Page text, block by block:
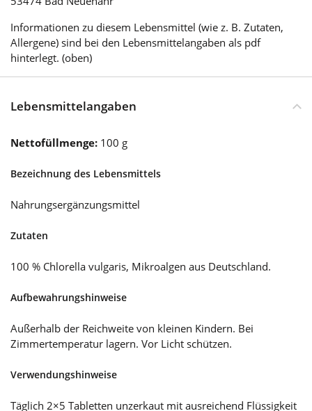
Informationen zu diesem Lebensmittel (wie z. B. Zutaten,
Allergene) sind bei den Lebensmittelangaben als pdf
hinterlegt. (oben)
Lebensmittelangaben
Nettofüllmenge: 100 g
Bezeichnung des Lebensmittels
Nahrungsergänzungsmittel
Zutaten
100 % Chlorella vulgaris, Mikroalgen aus Deutschland.
Aufbewahrungshinweise
Außerhalb der Reichweite von kleinen Kindern. Bei
Zimmertemperatur lagern. Vor Licht schützen.
Verwendungshinweise
Täglich 2×5 Tabletten unzerkaut mit ausreichend Flüssigkeit